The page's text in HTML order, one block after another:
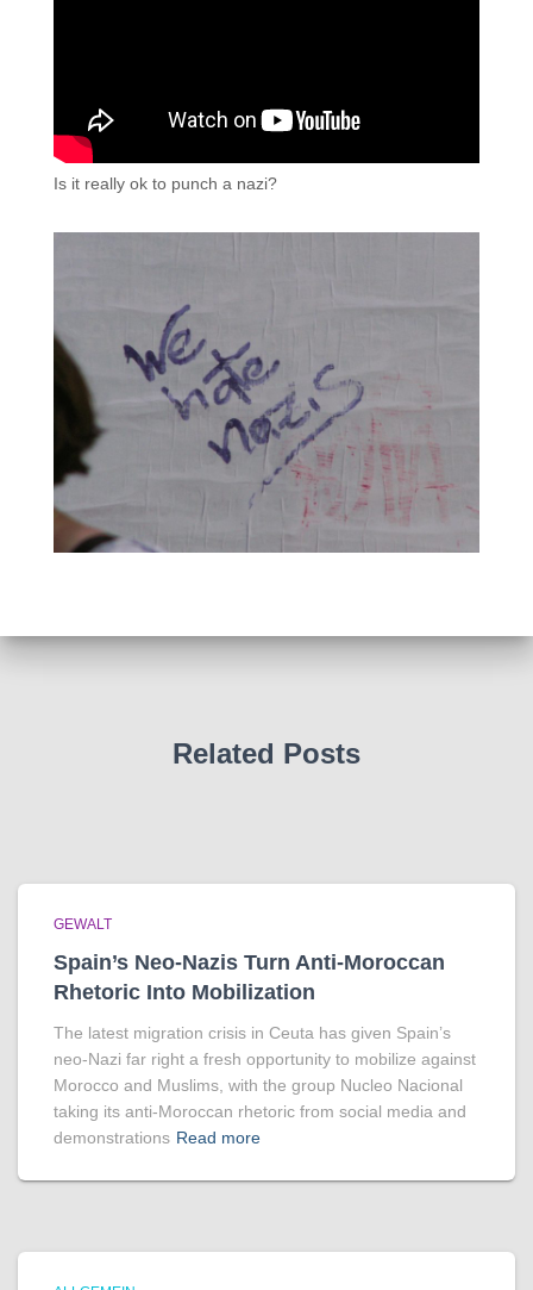
Is it really ok to punch a nazi?
Related Posts
GEWALT
Spain’s Neo-Nazis Turn Anti-Moroccan
Rhetoric Into Mobilization
The latest migration crisis in Ceuta has given Spain’s
neo-Nazi far right a fresh opportunity to mobilize against
Morocco and Muslims, with the group Nucleo Nacional
taking its anti-Moroccan rhetoric from social media and
demonstrations Read more